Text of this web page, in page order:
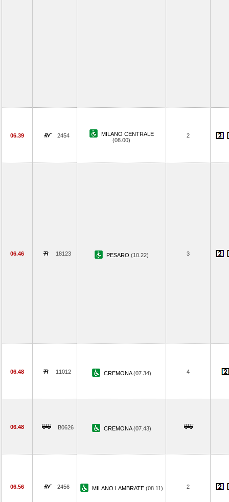
06.39 2454
MILANO CENTRALE
(08.00)
2
06.46 18123 PESARO (10.22) 3
06.48 11012 CREMONA(07.34) 4
06.48 B0626 CREMONA(07.43)
06.56 2456 MILANO LAMBRATE (08.11) 2